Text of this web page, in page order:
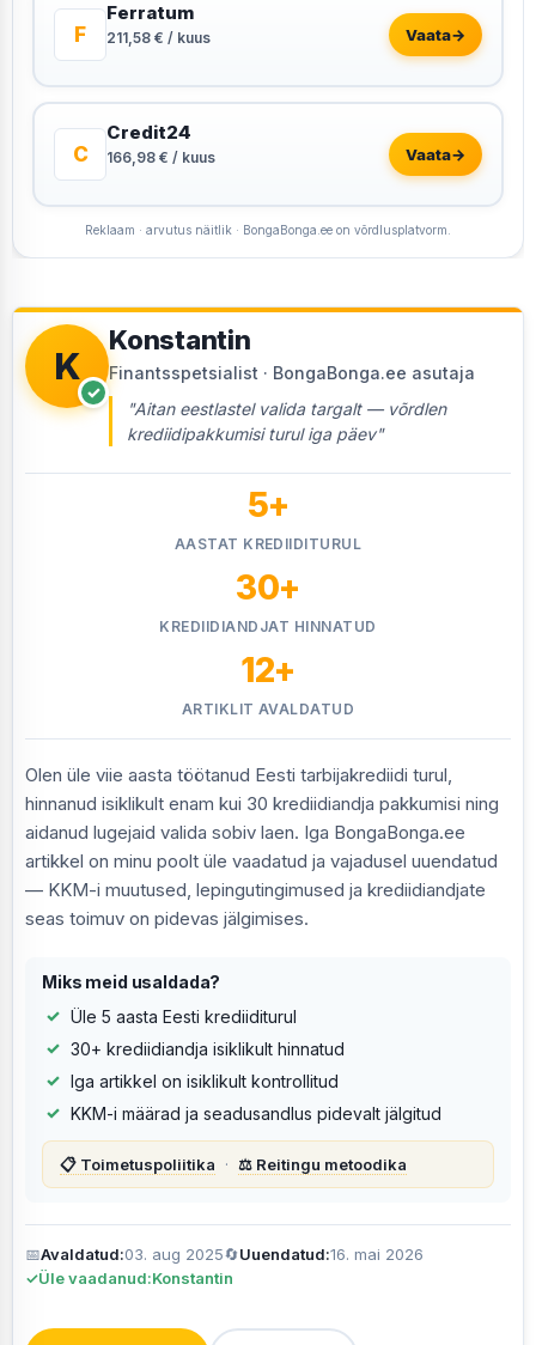
F
Ferratum
211,58 € / kuus Vaata→
C
Credit24
166,98 € / kuus Vaata→
Reklaam · arvutus näitlik · BongaBonga.ee on võrdlusplatvorm.
K
✓
Konstantin
Finantsspetsialist · BongaBonga.ee asutaja
"Aitan eestlastel valida targalt — võrdlen
krediidipakkumisi turul iga päev"
5+
AASTAT KREDIIDITURUL
30+
KREDIIDIANDJAT HINNATUD
12+
ARTIKLIT AVALDATUD
Olen üle viie aasta töötanud Eesti tarbijakrediidi turul,
hinnanud isiklikult enam kui 30 krediidiandja pakkumisi ning
aidanud lugejaid valida sobiv laen. Iga BongaBonga.ee
artikkel on minu poolt üle vaadatud ja vajadusel uuendatud
— KKM-i muutused, lepingutingimused ja krediidiandjate
seas toimuv on pidevas jälgimises.
Miks meid usaldada?
Üle 5 aasta Eesti krediiditurul
30+ krediidiandja isiklikult hinnatud
Iga artikkel on isiklikult kontrollitud
KKM-i määrad ja seadusandlus pidevalt jälgitud
📋 Toimetuspoliitika · ⚖️ Reitingu metoodika
📅Avaldatud:03. aug 2025🔄Uuendatud:16. mai 2026
✓Üle vaadanud:Konstantin